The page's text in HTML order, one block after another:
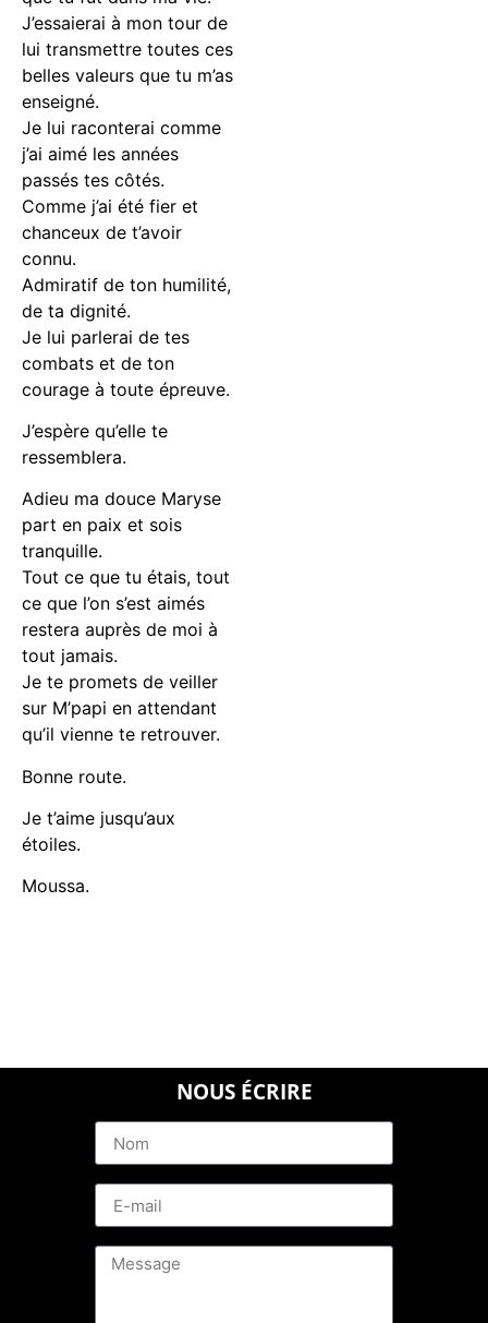
J’essaierai à mon tour de
lui transmettre toutes ces
belles valeurs que tu m’as
enseigné.
Je lui raconterai comme
j’ai aimé les années
passés tes côtés.
Comme j’ai été fier et
chanceux de t’avoir
connu.
Admiratif de ton humilité,
de ta dignité.
Je lui parlerai de tes
combats et de ton
courage à toute épreuve.
J’espère qu’elle te
ressemblera.
Adieu ma douce Maryse
part en paix et sois
tranquille.
Tout ce que tu étais, tout
ce que l’on s’est aimés
restera auprès de moi à
tout jamais.
Je te promets de veiller
sur M’papi en attendant
qu’il vienne te retrouver.
Bonne route.
Je t’aime jusqu’aux
étoiles.
Moussa.
NOUS ÉCRIRE